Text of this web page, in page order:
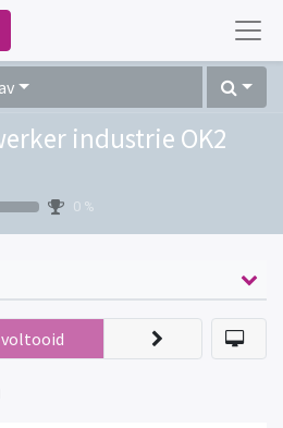
industrie OK2
0 %